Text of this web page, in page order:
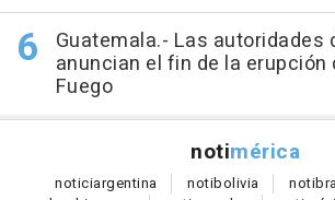
Guatemala.- Las autoridades
anuncian el fin de la erupción
Fuego
notimérica
noticiargentina notibolivia noti